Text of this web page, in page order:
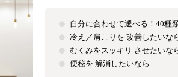
自分に合わせて選べる！40種
冷え／肩こりを 改善したいな
むくみをスッキリ させたいな
便秘を 解消したいなら…